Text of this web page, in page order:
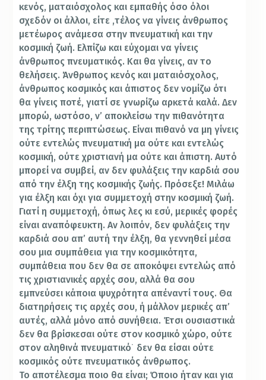
κενός, ματαιόσχολος και εμπαθής όσο όλοι
σχεδόν οι άλλοι, είτε ,τέλος να γίνεις άνθρωπος
μετέωρος ανάμεσα στην πνευματική και την
κοσμική ζωή. Ελπίζω και εύχομαι να γίνεις
άνθρωπος πνευματικός. Και θα γίνεις, αν το
θελήσεις. Άνθρωπος κενός και ματαιόσχολος,
άνθρωπος κοσμικός και άπιστος δεν νομίζω ότι
θα γίνεις ποτέ, γιατί σε γνωρίζω αρκετά καλά. Δεν
μπορώ, ωστόσο, ν’ αποκλείσω την πιθανότητα
της τρίτης περιπτώσεως. Είναι πιθανό να μη γίνεις
ούτε εντελώς πνευματική μα ούτε και εντελώς
κοσμική, ούτε χριστιανή μα ούτε και άπιστη. Αυτό
μπορεί να συμβεί, αν δεν φυλάξεις την καρδιά σου
από την έλξη της κοσμικής ζωής. Πρόσεξε! Μιλάω
για έλξη και όχι για συμμετοχή στην κοσμική ζωή.
Γιατί η συμμετοχή, όπως λες κι εσύ, μερικές φορές
είναι αναπόφευκτη. Αν λοιπόν, δεν φυλάξεις την
καρδιά σου απ’ αυτή την έλξη, θα γεννηθεί μέσα
σου μια συμπάθεια για την κοσμικότητα,
συμπάθεια που δεν θα σε αποκόψει εντελώς από
τις χριστιανικές αρχές σου, αλλά θα σου
εμπνεύσει κάποια ψυχρότητα απέναντί τους. Θα
διατηρήσεις τις αρχές σου, ή μάλλον μερικές απ’
αυτές, αλλά μόνο από συνήθεια. Έτσι ουσιαστικά
δεν θα βρίσκεσαι ούτε στον κοσμικό χώρο, ούτε
στον αληθινά πνευματικό˙ δεν θα είσαι ούτε
κοσμικός ούτε πνευματικός άνθρωπος.
Το αποτέλεσμα ποιο θα είναι; Όποιο ήταν και για